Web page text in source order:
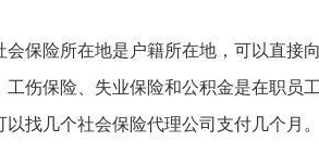
保险所在地是户籍所在地，可以直接
伤保险、失业保险和公积金是在职员
找几个社会保险代理公司支付几个月。